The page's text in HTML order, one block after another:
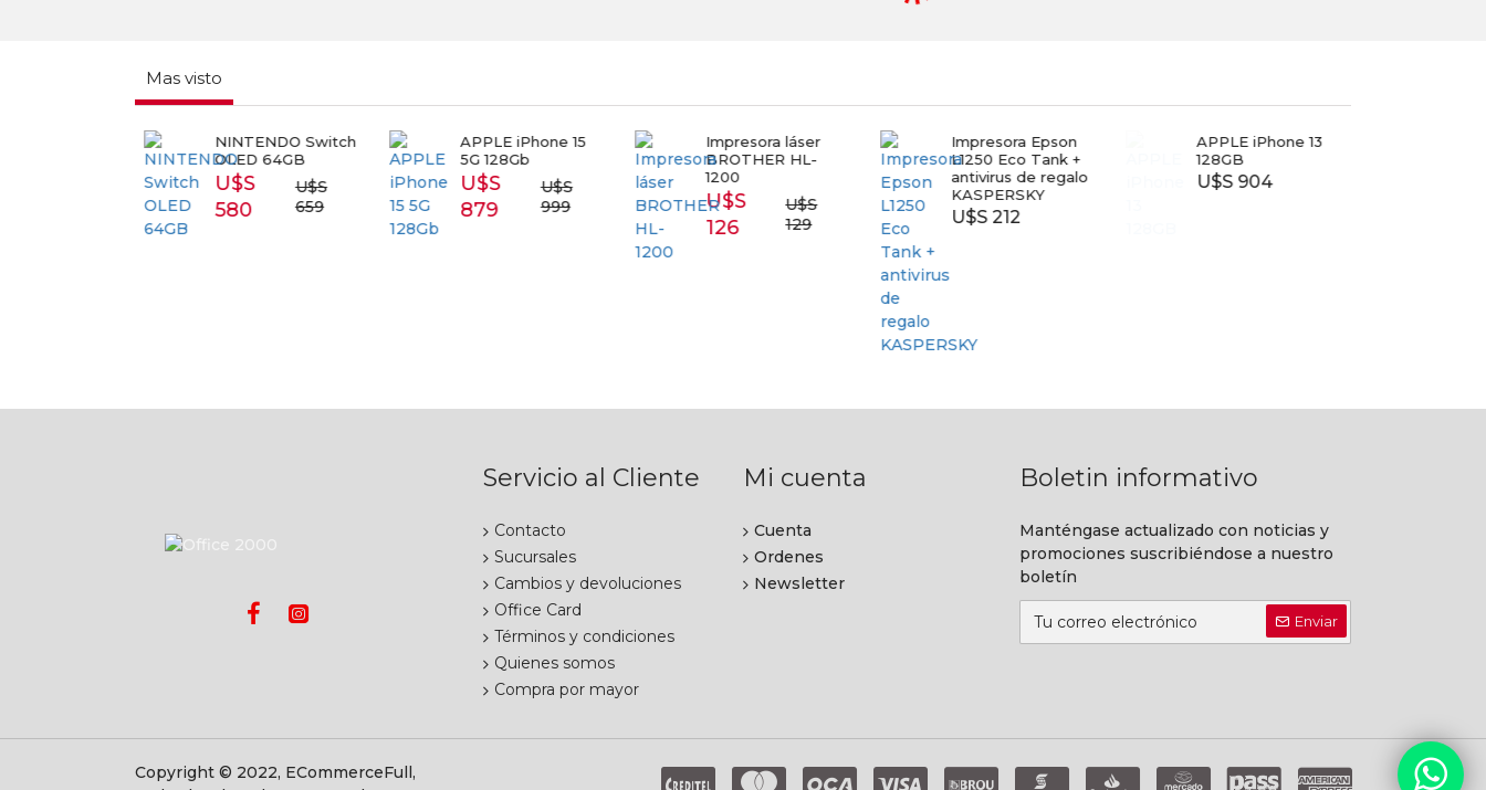
Mas visto
NINTENDO Switch
OLED 64GB
U$S
580
U$S
659
APPLE iPhone 15
5G 128Gb
U$S
879
U$S
999
Impresora láser
BROTHER HL-
1200
U$S
126
U$S
129
Impresora Epson
L1250 Eco Tank +
antivirus de regalo
KASPERSKY
U$S 212
APPLE iPhone 13
128GB
U$S 904
Servicio al Cliente
Contacto
Sucursales
Cambios y devoluciones
Office Card
Términos y condiciones
Quienes somos
Compra por mayor
Mi cuenta
Cuenta
Ordenes
Newsletter
Boletin informativo
Manténgase actualizado con noticias y
promociones suscribiéndose a nuestro
boletín
Enviar
Copyright © 2022, ECommerceFull,